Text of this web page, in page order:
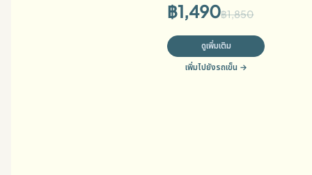
฿1,490฿1,850
ดูเพิ่มเติม
เพิ่มไปยังรถเข็น →